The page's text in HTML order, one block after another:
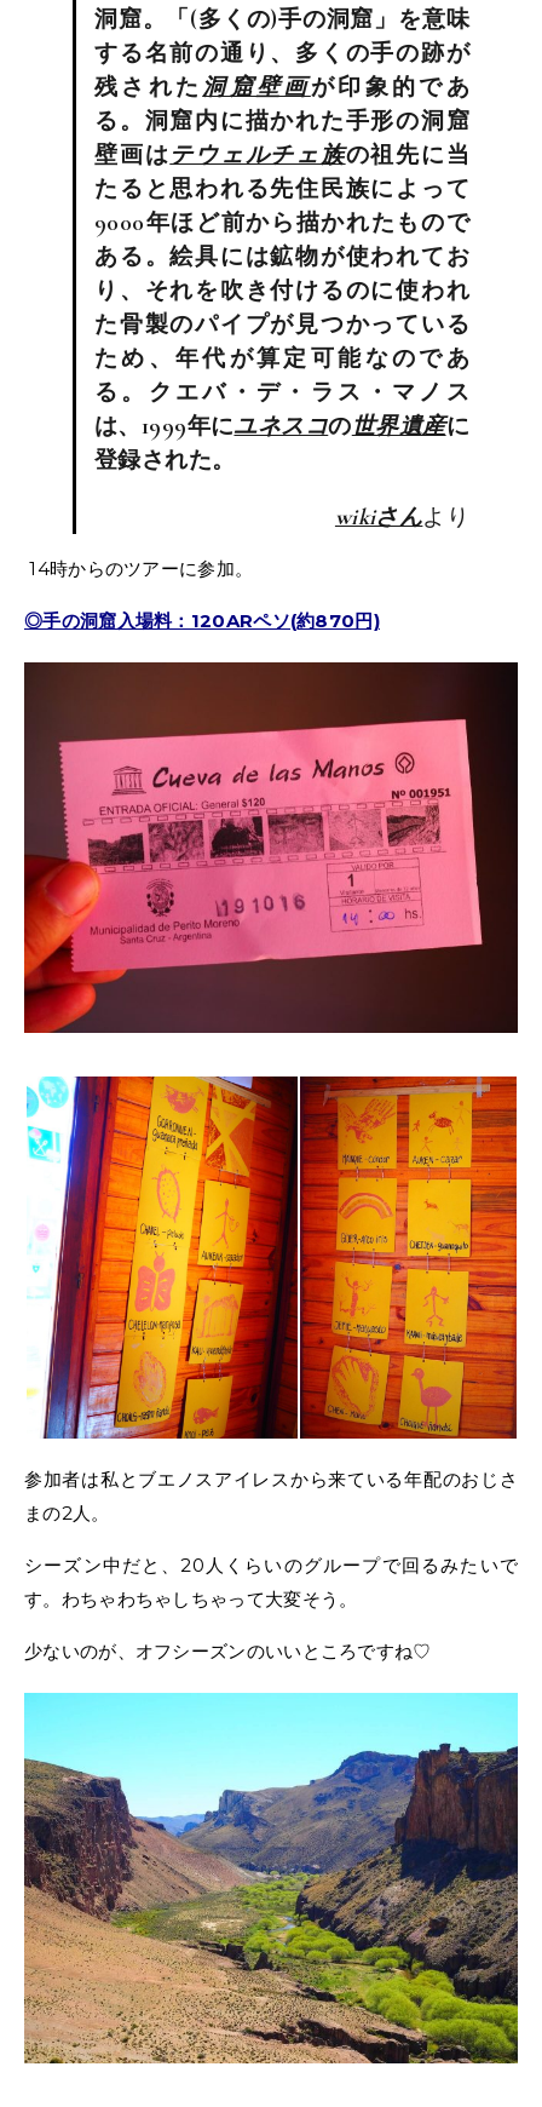
洞窟。「(多くの)手の洞窟」を意味
する名前の通り、多くの手の跡が
残された 洞窟壁画が印象的であ
る。洞窟内に描かれた手形の洞窟
壁画はテウェルチェ族の祖先に当
たると思われる先住民族によって
9000年ほど前から描かれたもので
ある。絵具には鉱物が使われてお
り、それを吹き付けるのに使われ
た骨製のパイプが見つかっている
ため、年代が算定可能なのであ
る。クエバ・デ・ラス・マノス
は、1999年にユネスコの世界遺産に
登録された。
wikiさんより
14時からのツアーに参加。
◎手の洞窟入場料：120ARペソ(約870円)
参加者は私とブエノスアイレスから来ている年配のおじさ
まの2人。
シーズン中だと、20人くらいのグループで回るみたいで
す。わちゃわちゃしちゃって大変そう。
少ないのが、オフシーズンのいいところですね♡